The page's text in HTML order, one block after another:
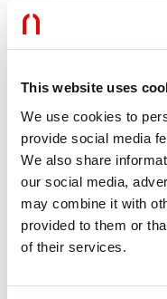
This website uses
We use cookies to
provide social media
We also share
our social media,
may combine it with
provided to them or
of their services.
FOTOMETRÍAS
EXTRACTO DEL
EXTRACTO DE LA